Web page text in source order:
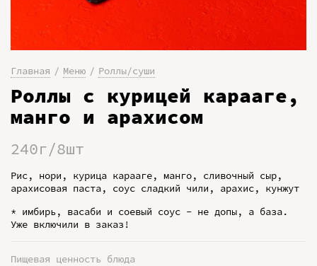
Главная Меню Роллы/суши
Роллы с курицей карааге,
манго и арахисом
240г/8шт
Рис, нори, курица карааге, манго, сливочный сыр,
арахисовая паста, соус сладкий чили, арахис, кунжут
* имбирь, васаби и соевый соус - не допы, а база.
Уже включили в заказ!
Пищевая ценность блюда